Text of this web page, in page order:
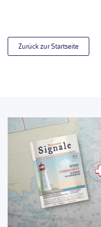
Zurück zur Startseite